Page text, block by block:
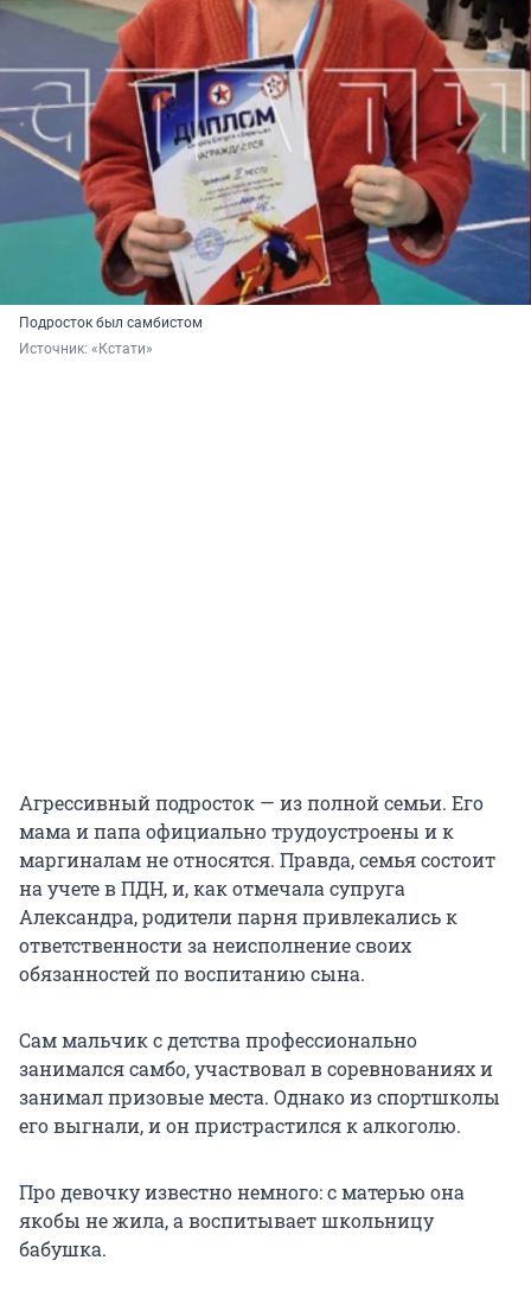
Подросток был самбистом
Источник: «Кстати»
Агрессивный подросток — из полной семьи. Его
мама и папа официально трудоустроены и к
маргиналам не относятся. Правда, семья состоит
на учете в ПДН, и, как отмечала супруга
Александра, родители парня привлекались к
ответственности за неисполнение своих
обязанностей по воспитанию сына.
Сам мальчик с детства профессионально
занимался самбо, участвовал в соревнованиях и
занимал призовые места. Однако из спортшколы
его выгнали, и он пристрастился к алкоголю.
Про девочку известно немного: с матерью она
якобы не жила, а воспитывает школьницу
бабушка.